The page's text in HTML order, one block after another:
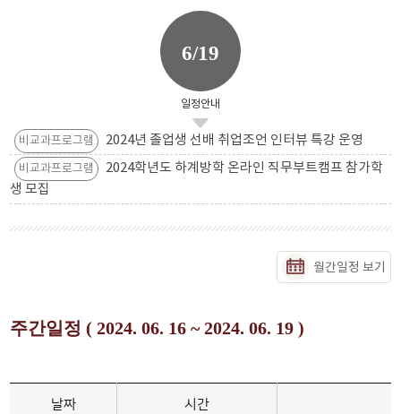
6/19
일정안내
비교과프로그램 2024년 졸업생 선배 취업조언 인터뷰 특강 운영
비교과프로그램
2024학년도 하계방학 온라인 직무부트캠프 참가학
생 모집
월간일정 보기
주간일정 ( 2024. 06. 16 ~ 2024. 06. 19 )
날짜 시간